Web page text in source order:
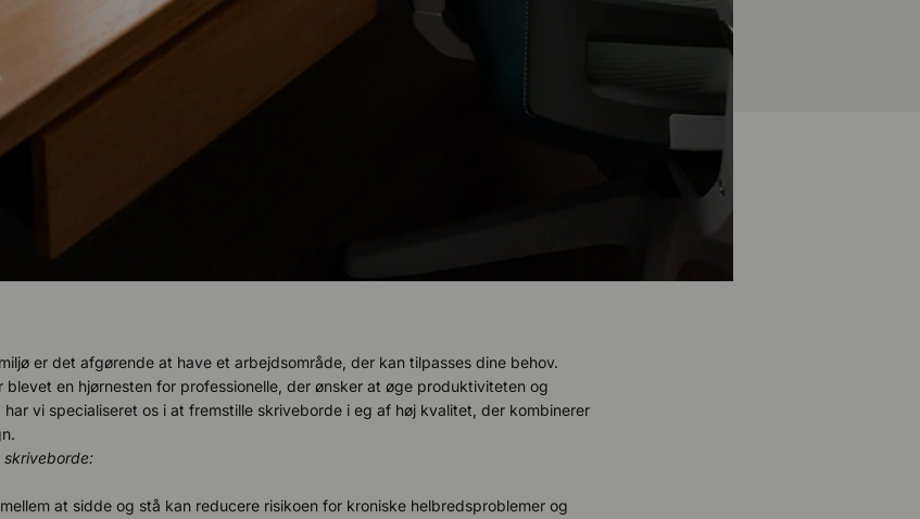
er det afgørende at have et arbejdsområde, der kan tilpasses dine behov.
blevet en hjørnesten for professionelle, der ønsker at øge produktiviteten og
har vi specialiseret os i at fremstille skriveborde i eg af høj kvalitet, der kombinerer
skriveborde:
at sidde og stå kan reducere risikoen for kroniske helbredsproblemer og